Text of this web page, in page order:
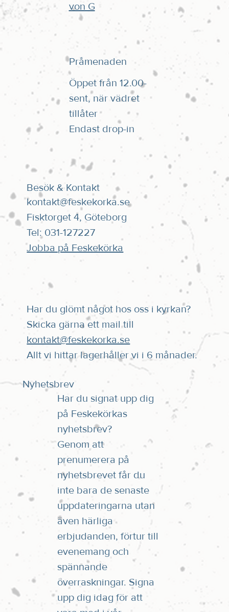
von G
Pråmenaden
Öppet från 12.00-
sent, när vädret
tillåter
Endast drop-in
Besök & Kontakt
kontakt@feskekorka.se
Fisktorget 4, Göteborg
Tel: 031-127227
Jobba på Feskekörka
Har du glömt något hos oss i kyrkan?
Skicka gärna ett mail till
kontakt@feskekorka.se
Allt vi hittar lagerhåller vi i 6 månader.
Nyhetsbrev
Har du signat upp dig
på Feskekörkas
nyhetsbrev?
Genom att
prenumerera på
nyhetsbrevet får du
inte bara de senaste
uppdateringarna utan
även härliga
erbjudanden, förtur till
evenemang och
spännande
överraskningar. Signa
upp dig idag för att